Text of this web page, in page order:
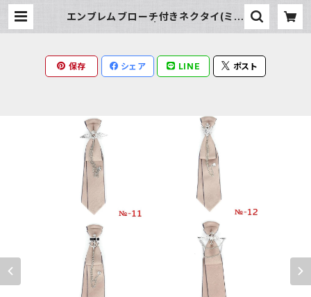
エンブレムブローチ付きネクタイ(ミル
保存 シェア LINE ポスト